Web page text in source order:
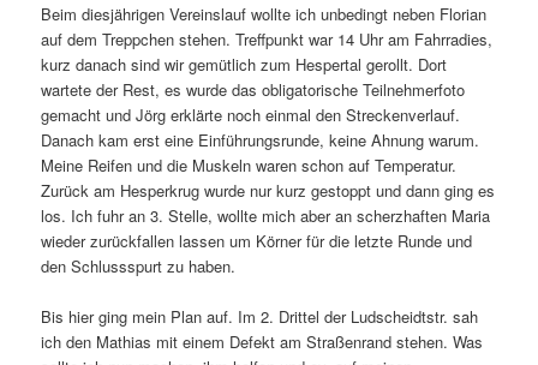
Beim diesjährigen Vereinslauf wollte ich unbedingt neben Florian
auf dem Treppchen stehen. Treffpunkt war 14 Uhr am Fahrradies,
kurz danach sind wir gemütlich zum Hespertal gerollt. Dort
wartete der Rest, es wurde das obligatorische Teilnehmerfoto
gemacht und Jörg erklärte noch einmal den Streckenverlauf.
Danach kam erst eine Einführungsrunde, keine Ahnung warum.
Meine Reifen und die Muskeln waren schon auf Temperatur.
Zurück am Hesperkrug wurde nur kurz gestoppt und dann ging es
los. Ich fuhr an 3. Stelle, wollte mich aber an scherzhaften Maria
wieder zurückfallen lassen um Körner für die letzte Runde und
den Schlussspurt zu haben.
Bis hier ging mein Plan auf. Im 2. Drittel der Ludscheidtstr. sah
ich den Mathias mit einem Defekt am Straßenrand stehen. Was